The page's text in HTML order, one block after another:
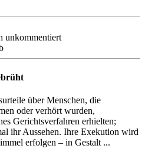
unkommentiert
über Menschen, die
oder verhört wurden,
Ge­richts­ver­fah­ren erhielten;
ihr Aussehen. Ihre Exe­ku­tion wird
erfolgen – in Gestalt ...